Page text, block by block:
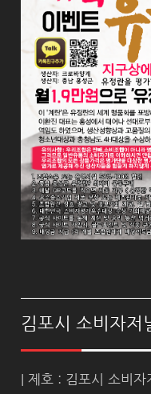
김포시 소비자저
| 제호 : 김포시 소비